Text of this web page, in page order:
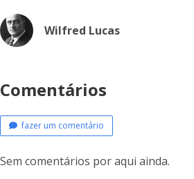
Wilfred Lucas
Comentários
fazer um comentário
Sem comentários por aqui ainda.